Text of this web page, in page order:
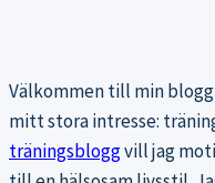
Välkommen till min
mitt stora intresse:
träningsbloggvill jag